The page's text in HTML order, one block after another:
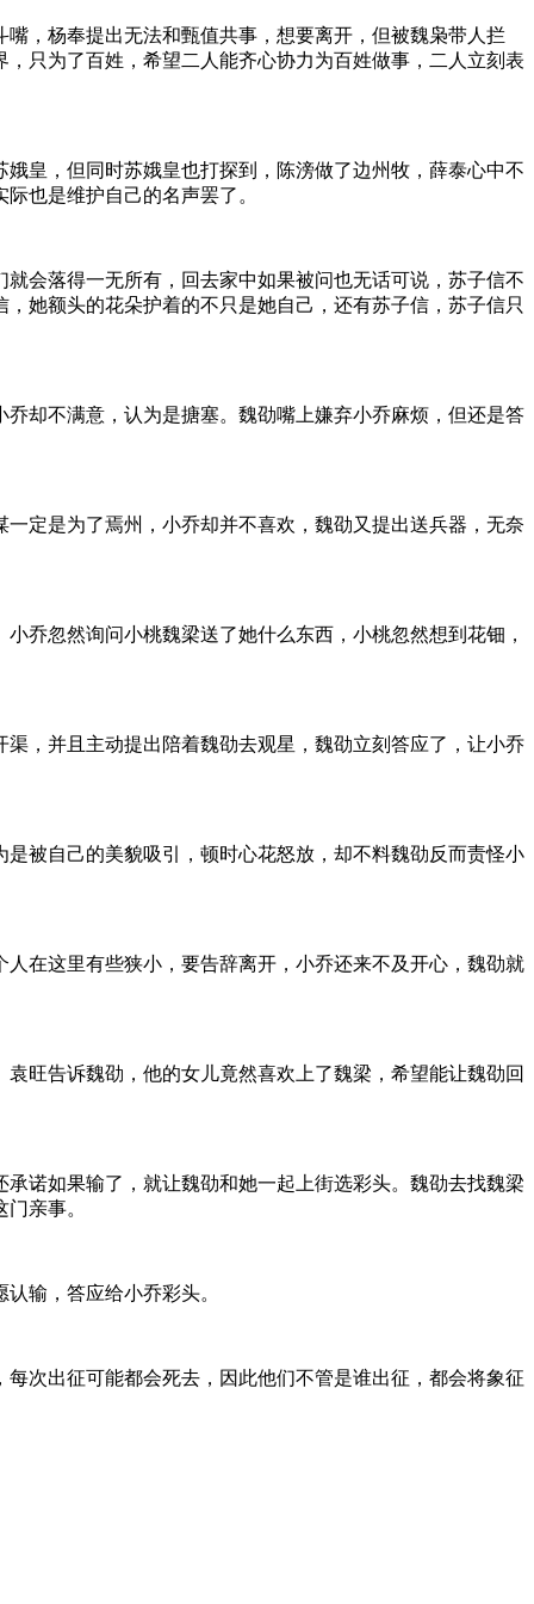
，杨奉提出无法和甄值共事，想要离开，但被魏枭带人拦
只为了百姓，希望二人能齐心协力为百姓做事，二人立刻表
皇，但同时苏娥皇也打探到，陈滂做了边州牧，薛泰心中不
也是维护自己的名声罢了。
会落得一无所有，回去家中如果被问也无话可说，苏子信不
她额头的花朵护着的不只是她自己，还有苏子信，苏子信只
却不满意，认为是搪塞。魏劭嘴上嫌弃小乔麻烦，但还是答
定是为了焉州，小乔却并不喜欢，魏劭又提出送兵器，无奈
乔忽然询问小桃魏梁送了她什么东西，小桃忽然想到花钿，
，并且主动提出陪着魏劭去观星，魏劭立刻答应了，让小乔
被自己的美貌吸引，顿时心花怒放，却不料魏劭反而责怪小
在这里有些狭小，要告辞离开，小乔还来不及开心，魏劭就
旺告诉魏劭，他的女儿竟然喜欢上了魏梁，希望能让魏劭回
诺如果输了，就让魏劭和她一起上街选彩头。魏劭去找魏梁
亲事。
输，答应给小乔彩头。
次出征可能都会死去，因此他们不管是谁出征，都会将象征